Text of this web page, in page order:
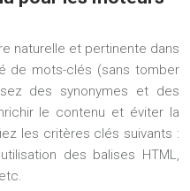
naturelle et pertinente dans
de mots-clés (sans tomber
des synonymes et des
le contenu et éviter la
les critères clés suivants :
des balises HTML,